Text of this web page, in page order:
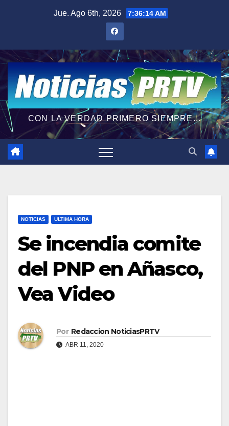
Jue. Ago 6th, 2026 7:36:15 AM
CON LA VERDAD PRIMERO SIEMPRE...
NOTICIAS ULTIMA HORA
Se incendia comite
del PNP en Añasco,
Vea Video
Por Redaccion NoticiasPRTV
ABR 11, 2020